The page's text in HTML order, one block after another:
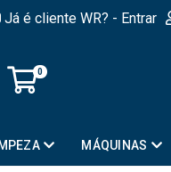
Já é cliente WR? - Entrar
0
MÁQUINAS